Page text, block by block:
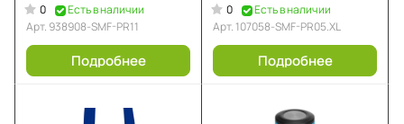
0
Есть в наличии
Арт. 938908-SMF-PR11
Подробнее
0
Есть в наличии
Арт. 107058-SMF-PR05.XL
Подробнее